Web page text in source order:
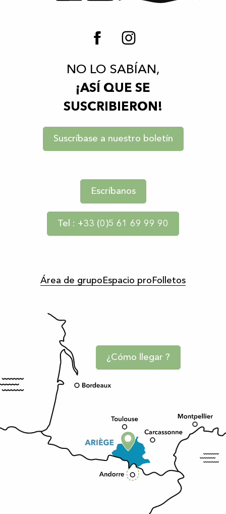
NO LO SABÍAN,
¡ASÍ QUE SE
SUSCRIBIERON!
Suscríbase a nuestro boletín
Escríbanos
Tel : +33 (0)5 61 69 99 90
Área de grupo Espacio pro Folletos
¿Cómo llegar ?